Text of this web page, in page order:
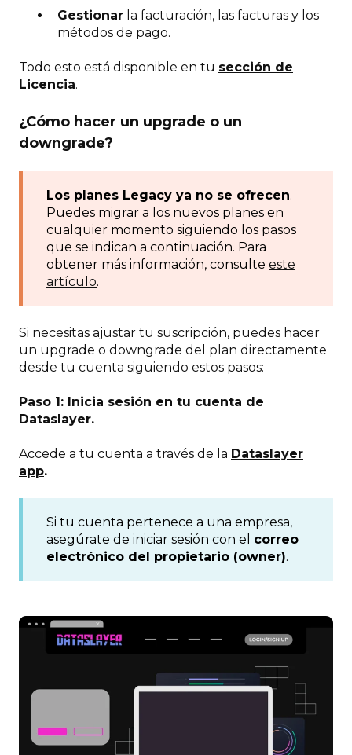
Gestionar la facturación, las facturas y los
métodos de pago.
Todo esto está disponible en tu sección de
Licencia.
¿Cómo hacer un upgrade o un
downgrade?
Los planes Legacy ya no se ofrecen.
Puedes migrar a los nuevos planes en
cualquier momento siguiendo los pasos
que se indican a continuación. Para
obtener más información, consulte este
artículo.
Si necesitas ajustar tu suscripción, puedes hacer
un upgrade o downgrade del plan directamente
desde tu cuenta siguiendo estos pasos:
Paso 1: Inicia sesión en tu cuenta de
Dataslayer.
Accede a tu cuenta a través de la Dataslayer
app.
Si tu cuenta pertenece a una empresa,
asegúrate de iniciar sesión con el correo
electrónico del propietario (owner).